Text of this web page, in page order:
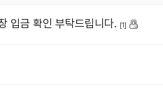
입금 확인 부탁드립니다. [1]